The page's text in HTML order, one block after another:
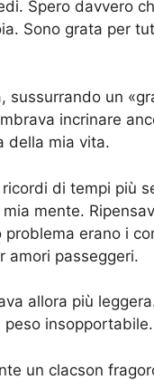
Spero davvero
Sono grata per
sussurrando un
incrinare
della mia vita.
di tempi più
mente.
problema erano i
amori passeggeri.
allora più
peso insopportabile.
un clacson